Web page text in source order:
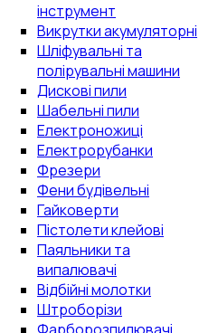
інструмент
Викрутки акумуляторні
Шліфувальні та
полірувальні машини
Дискові пили
Шабельні пили
Електроножиці
Електрорубанки
Фрезери
Фени будівельні
Гайковерти
Пістолети клейові
Паяльники та
випалювачі
Відбійні молотки
Штроборізи